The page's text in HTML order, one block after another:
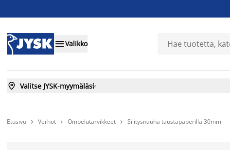
Valikko
 Valitse JYSK-myymäläsi
Etusivu  Verhot  Ompelutarvikkeet  Silitysnauha taustapaperilla 30mm